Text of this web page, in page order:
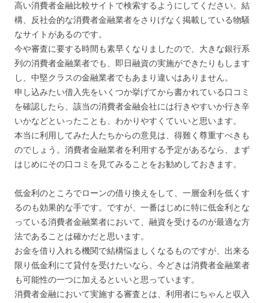
高い消費者金融比較サイトで検索するようにしてください。結
構、反社会的な消費者金融業者をさりげなく掲載している物騒
なサイトがあるのです。
今や審査に要する時間も素早くなりましたので、大きな銀行系
列の消費者金融業者でも、即日融資の実施ができたりもします
し、中堅クラスの金融業者でもあまり違いはありません。
申し込みたい借入先をいくつか挙げてから書かれている口コミ
を確認したら、該当の消費者金融会社には行きやすいか行き辛
いかなどといったことも、わかりやすくていいと思います。
本当に利用してみた人たちからの意見は、得難く尊重すべきも
のでしょう。消費者金融業者を利用する予定があるなら、まず
はじめにその口コミを見てみることをお勧めしておきます。
低金利のところでローンの借り換えをして、一層金利を低くす
るのも効果的な手です。ですが、一番はじめに特に低金利とな
っている消費者金融業者において、融資を受けるのが最適な方
法であることは確かだと思います。
お金を借り入れる機関で結構悩ましくなるものですが、出来る
限り低金利にて貸付を受けたいなら、今どきは消費者金融業者
も可能性の一つに加えるといいと思っています。
消費者金融において実施する審査とは、利用者にちゃんと収入